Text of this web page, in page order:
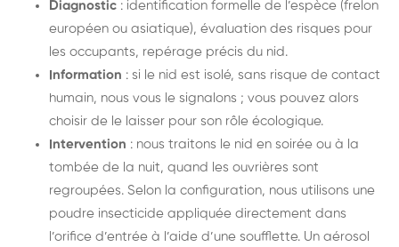
Diagnostic : identification formelle de l’espèce (frelon
européen ou asiatique), évaluation des risques pour
les occupants, repérage précis du nid.
Information : si le nid est isolé, sans risque de contact
humain, nous vous le signalons ; vous pouvez alors
choisir de le laisser pour son rôle écologique.
Intervention : nous traitons le nid en soirée ou à la
tombée de la nuit, quand les ouvrières sont
regroupées. Selon la configuration, nous utilisons une
poudre insecticide appliquée directement dans
l’orifice d’entrée à l’aide d’une soufflette. Un aérosol